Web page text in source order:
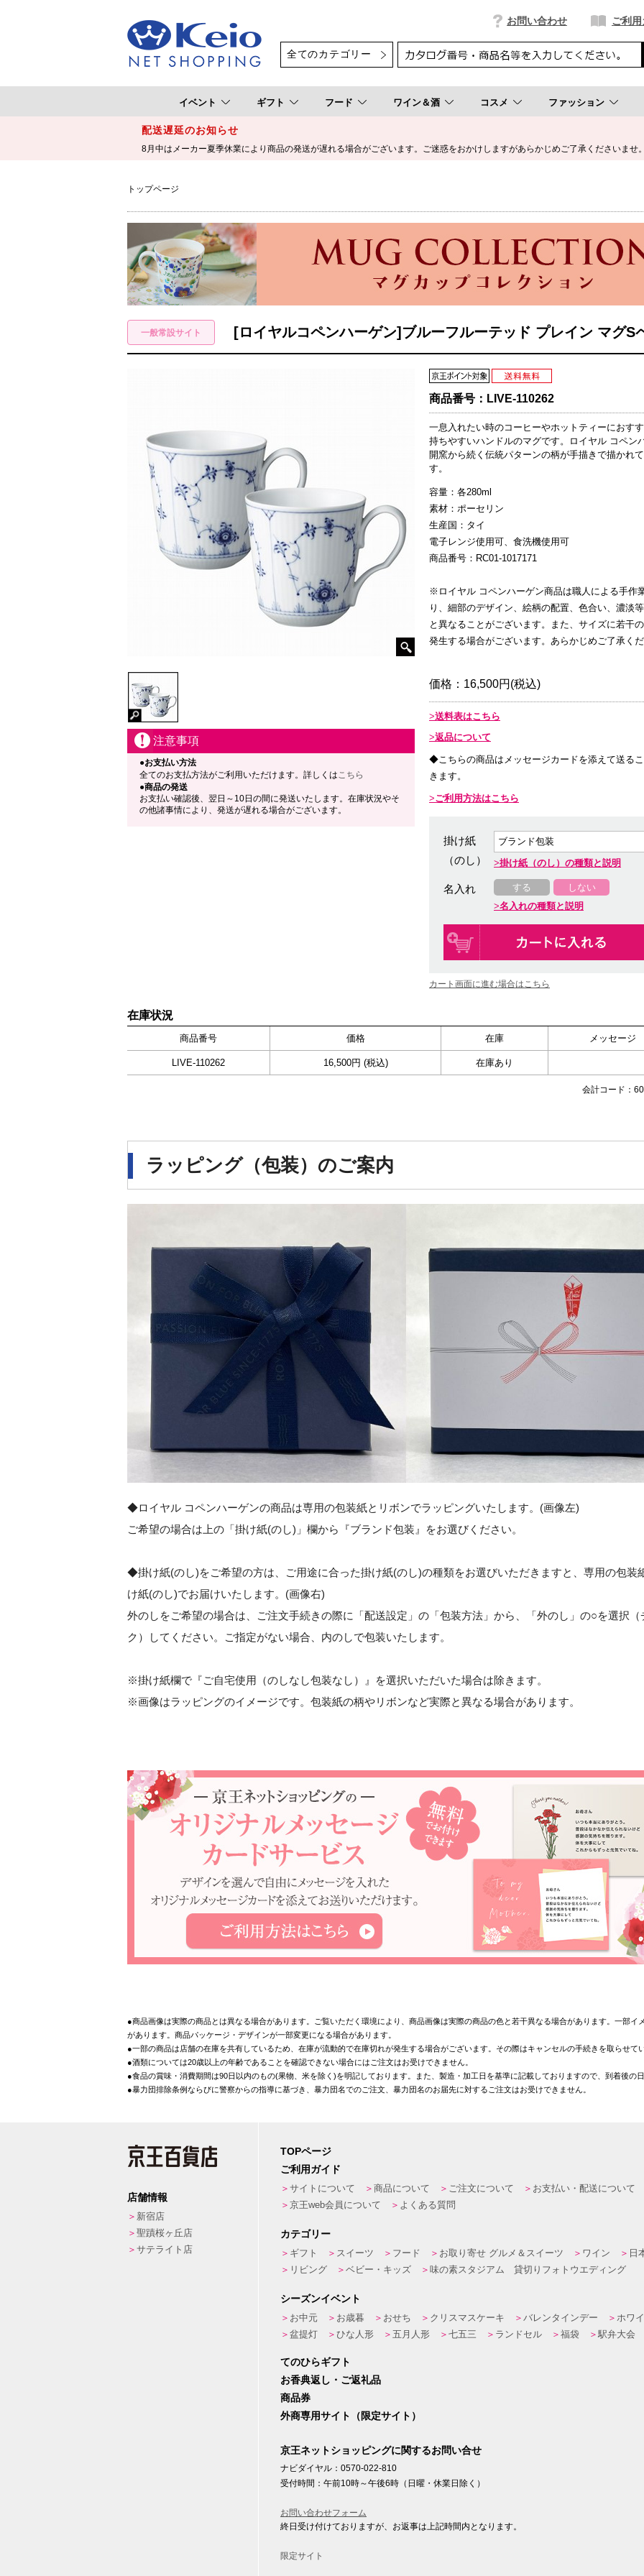
お問い合わせ ご利
イベント ギフト フード ワイン＆酒 コスメ ファッション
配送遅延のお知らせ
8月中はメーカー夏季休業により商品の発送が遅れる場合がございます。ご迷惑をおかけしますがあらかじめご了承くださいませ
トップページ
[ロイヤルコペンハーゲン]ブルーフルーテッド プレイン マグS
注意事項
●お支払い方法
全てのお支払方法がご利用いただけます。詳しくはこちら
●商品の発送
お支払い確認後、翌日～10日の間に発送いたします。在庫状況やそ
の他諸事情により、発送が遅れる場合がございます。
商品番号： LIVE-110262
一息入れたい時のコーヒーやホットティーにおす
持ちやすいハンドルのマグです。ロイヤル コペン
開窯から続く伝統パターンの柄が手描きで描かれ
す。
容量：各280ml
素材：ポーセリン
生産国：タイ
電子レンジ使用可、食洗機使用可
商品番号：RC01-1017171
※ロイヤル コペンハーゲン商品は職人による手作
り、細部のデザイン、絵柄の配置、色合い、濃淡
と異なることがございます。また、サイズに若干
発生する場合がございます。あらかじめご了承く
価格： 16,500円(税込)
送料表はこちら
返品について
◆こちらの商品はメッセージカードを添えて送る
きます。
ご利用方法はこちら
掛け紙
（のし）
掛け紙（のし）の種類と説明
名入れ する
しない
名入れの種類と説明
カート画面に進む場合はこちら
在庫状況
商品番号 価格 在庫 メッセージ
LIVE-110262 16,500円 (税込) 在庫あり
会計コード：
ラッピング（包装）のご案内
◆ロイヤル コペンハーゲンの商品は専用の包装紙とリボンでラッピングいたします。(画像左)
ご希望の場合は上の「掛け紙(のし)」欄から『ブランド包装』をお選びください。
◆掛け紙(のし)をご希望の方は、ご用途に合った掛け紙(のし)の種類をお選びいただきますと、専用の包装
け紙(のし)でお届けいたします。(画像右)
外のしをご希望の場合は、ご注文手続きの際に「配送設定」の「包装方法」から、「外のし」の○を選択（
ク）してください。ご指定がない場合、内のしで包装いたします。
※掛け紙欄で『ご自宅使用（のしなし包装なし）』を選択いただいた場合は除きます。
※画像はラッピングのイメージです。包装紙の柄やリボンなど実際と異なる場合があります。
●商品画像は実際の商品とは異なる場合があります。ご覧いただく環境により、商品画像は実際の商品の色と若干異なる場合があります。一部
があります。商品パッケージ・デザインが一部変更になる場合があります。
●一部の商品は店舗の在庫を共有しているため、在庫が流動的で在庫切れが発生する場合がございます。その際はキャンセルの手続きを取らせて
●酒類については20歳以上の年齢であることを確認できない場合にはご注文はお受けできません。
●食品の賞味・消費期間は90日以内のもの(果物、米を除く)を明記しております。また、製造・加工日を基準に記載しておりますので、到着後の
●暴力団排除条例ならびに警察からの指導に基づき、暴力団名でのご注文、暴力団名のお届先に対するご注文はお受けできません。
店舗情報
新宿店
聖蹟桜ヶ丘店
サテライト店
TOPページ
ご利用ガイド
サイトについて 商品について ご注文について
お支払い・配送について
京王web会員について
よくある質問
カテゴリー
ギフト スイーツ フード お取り寄せ グルメ＆スイーツ ワイン
日
リビング
ベビー・キッズ 味の素スタジアム 貸切りフォトウエディング
シーズンイベント
お中元 お歳暮 おせち クリスマスケーキ バレンタインデー
ホワ
盆提灯
ひな人形 五月人形 七五三 ランドセル 福袋 駅弁大会
てのひらギフト
お香典返し・ご返礼品
商品券
外商専用サイト（限定サイト）
京王ネットショッピングに関するお問い合せ
ナビダイヤル：0570-022-810
受付時間：午前10時～午後6時（日曜・休業日除く）
お問い合わせフォーム
終日受け付けておりますが、お返事は上記時間内となります。
限定サイト